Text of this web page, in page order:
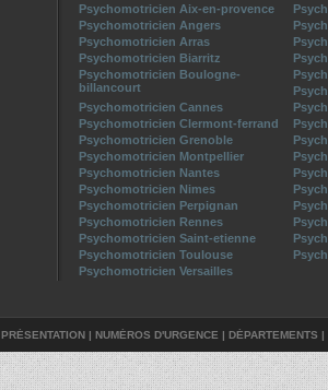
Psychomotricien Aix-en-provence
Psychomotricien Angers
Psychomotricien Arras
Psychomotricien Biarritz
Psychomotricien Boulogne-
billancourt
Psychomotricien Cannes
Psychomotricien Clermont-ferrand
Psychomotricien Grenoble
Psychomotricien Montpellier
Psychomotricien Nantes
Psychomotricien Nimes
Psychomotricien Perpignan
Psychomotricien Rennes
Psychomotricien Saint-etienne
Psychomotricien Toulouse
Psychomotricien Versailles
PRÉSENTATION | NUMÉROS D'URGENCE | DÉPARTEMENTS |